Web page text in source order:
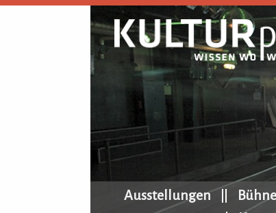
KULTURpur
Ausstellungen